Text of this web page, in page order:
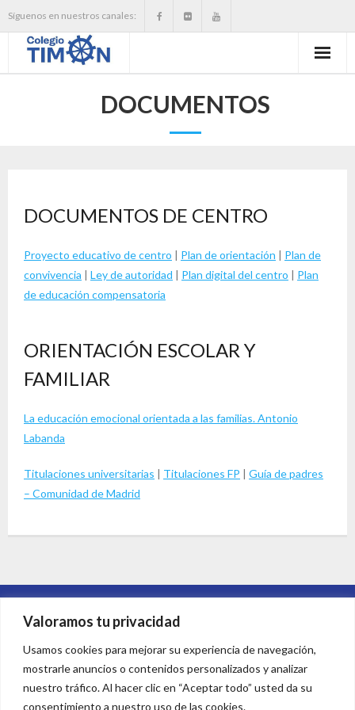
Valoramos tu privacidad
Usamos cookies para mejorar su experiencia de navegación,
mostrarle anuncios o contenidos personalizados y analizar
nuestro tráfico. Al hacer clic en “Aceptar todo” usted da su
consentimiento a nuestro uso de las cookies.
content
Síguenos en nuestros canales:
DOCUMENTOS
DOCUMENTOS DE CENTRO
Proyecto educativo de centro | Plan de orientación | Plan de
convivencia | Ley de autoridad | Plan digital del centro | Plan
de educación compensatoria
ORIENTACIÓN ESCOLAR Y
FAMILIAR
La educación emocional orientada a las familias. Antonio
Labanda
Titulaciones universitarias | Titulaciones FP | Guía de padres
– Comunidad de Madrid